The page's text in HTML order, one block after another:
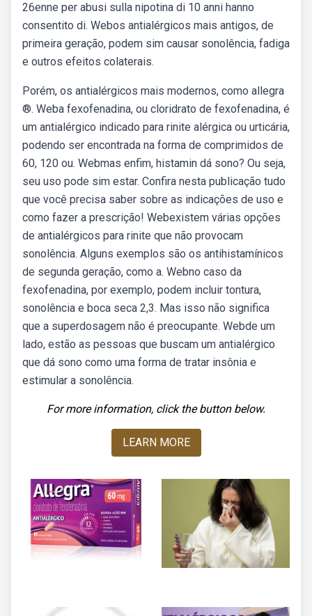
26enne per abusi sulla nipotina di 10 anni hanno
consentito di. Webos antialérgicos mais antigos, de
primeira geração, podem sim causar sonolência, fadiga
e outros efeitos colaterais.
Porém, os antialérgicos mais modernos, como allegra
®. Weba fexofenadina, ou cloridrato de fexofenadina, é
um antialérgico indicado para rinite alérgica ou urticária,
podendo ser encontrada na forma de comprimidos de
60, 120 ou. Webmas enfim, histamin dá sono? Ou seja,
seu uso pode sim estar. Confira nesta publicação tudo
que você precisa saber sobre as indicações de uso e
como fazer a prescrição! Webexistem várias opções
de antialérgicos para rinite que não provocam
sonolência. Alguns exemplos são os antihistamínicos
de segunda geração, como a. Webno caso da
fexofenadina, por exemplo, podem incluir tontura,
sonolência e boca seca 2,3. Mas isso não significa
que a superdosagem não é preocupante. Webde um
lado, estão as pessoas que buscam um antialérgico
que dá sono como uma forma de tratar insônia e
estimular a sonolência.
For more information, click the button below.
LEARN MORE